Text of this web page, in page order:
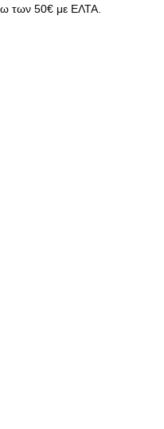
των 50€ με ΕΛΤΑ.